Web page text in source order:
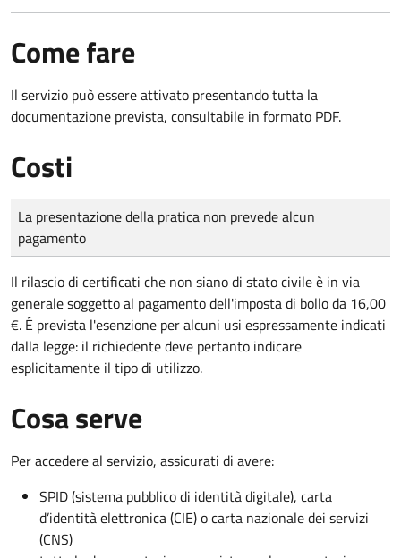
Come fare
Il servizio può essere attivato presentando tutta la
documentazione prevista, consultabile in formato PDF.
Costi
Tipo di pagamento
Importo
La presentazione della pratica non prevede alcun
pagamento
Il rilascio di certificati che non siano di stato civile è in via
generale soggetto al pagamento dell'imposta di bollo da 16,00
€. É prevista l'esenzione per alcuni usi espressamente indicati
dalla legge: il richiedente deve pertanto indicare
esplicitamente il tipo di utilizzo.
Cosa serve
Per accedere al servizio, assicurati di avere:
SPID (sistema pubblico di identità digitale), carta
d’identità elettronica (CIE) o carta nazionale dei servizi
(CNS)